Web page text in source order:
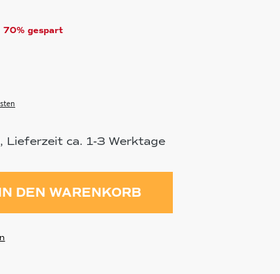
70% gespart
ca. 1-3 Werktage
Gib den gewünschten Wert
DEN WARENKORB